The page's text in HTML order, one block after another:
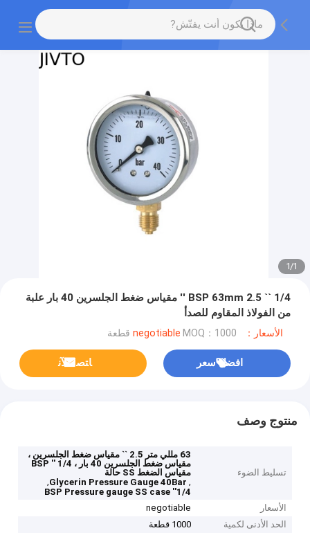
1
/
1
1/4 `` BSP 63mm 2.5 '' مقياس ضغط الجلسرين 40 بار علبة
من الفولاذ المقاوم للصدأ
الأسعار：negotiable MOQ：1000 قطعة
افضل سعر ﺎﺘﺼﻟ ﺍﻶﻧ
منتوج وصف
تسليط الضوء
63 مللي متر 2.5 `` مقياس ضغط الجلسرين ،
مقياس ضغط الجلسرين 40 بار ، 1/4 '' BSP
مقياس الضغط SS حالة
,
Glycerin Pressure Gauge 40Bar
,
1/4'' BSP Pressure gauge SS case
الأسعار
negotiable
الحد الأدنى لكمية
1000 قطعة